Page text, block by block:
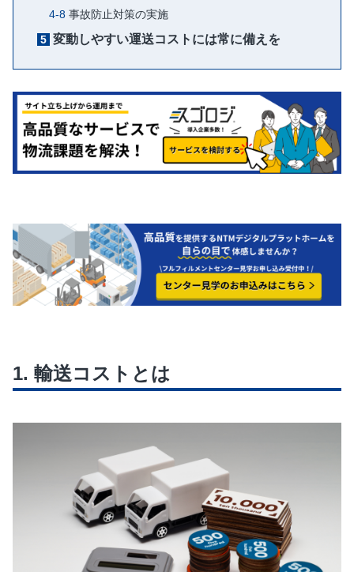
事故防止対策の実施
変動しやすい運送コストには常に備えを
輸送コストとは